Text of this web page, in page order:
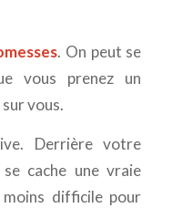
. On peut se
vous prenez un
vous.
Derrière votre
cache une vraie
moins difficile pour